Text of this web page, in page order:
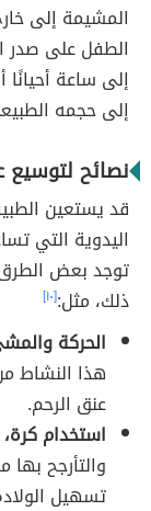
المشيمة إلى
الطفل على صدر
إلى ساعة
إلى حجمه
نصائح لتوسيع
قد يستعين
اليدوية التي
توجد بعض الطرق
ذلك، مثل:[١٠]
الحركة
هذا النشاط
عنق الرحم.
استخدام كرة،
والتأرجح
تسهيل